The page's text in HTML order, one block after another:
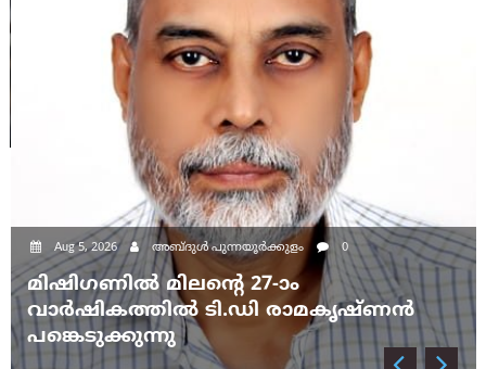
ഐ.പി.സി സൗത്ത് ഈസ്റ്റ് റീജിയൻ
വാർഷിക കൺവൻഷൻ സെപ്റ്റംബർ 4
മുതൽ; പാസ്റ്റർ വിൽസൻ വർക്കിയും
ഡോ. തോംസൺ കെ. മാത്യൂവും മുഖ്യ
പ്രഭാഷകർ